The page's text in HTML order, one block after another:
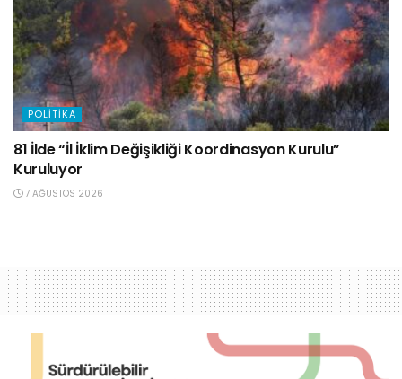
POLITIKA
81 İlde “İl İklim Değişikliği Koordinasyon Kurulu”
Kuruluyor
7 AĞUSTOS 2026